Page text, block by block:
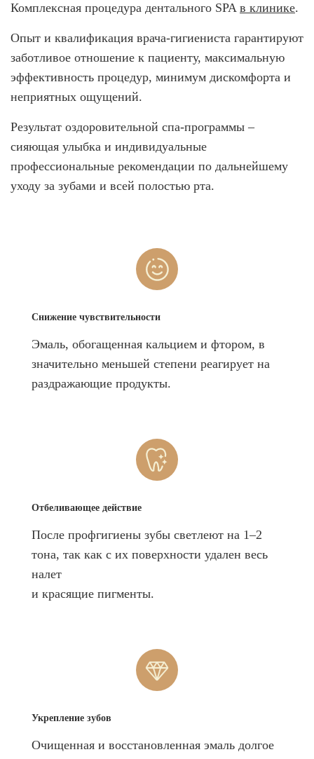
Комплексная процедура дентального SPA в клинике.
Опыт и квалификация врача-гигиениста гарантируют
заботливое отношение к пациенту, максимальную
эффективность процедур, минимум дискомфорта и
неприятных ощущений.
Результат оздоровительной спа-программы –
сияющая улыбка и индивидуальные
профессиональные рекомендации по дальнейшему
уходу за зубами и всей полостью рта.
Снижение чувствительности
Эмаль, обогащенная кальцием и фтором, в
значительно меньшей степени реагирует на
раздражающие продукты.
Отбеливающее действие
После профгигиены зубы светлеют на 1–2
тона, так как с их поверхности удален весь
налет
и красящие пигменты.
Укрепление зубов
Очищенная и восстановленная эмаль долгое